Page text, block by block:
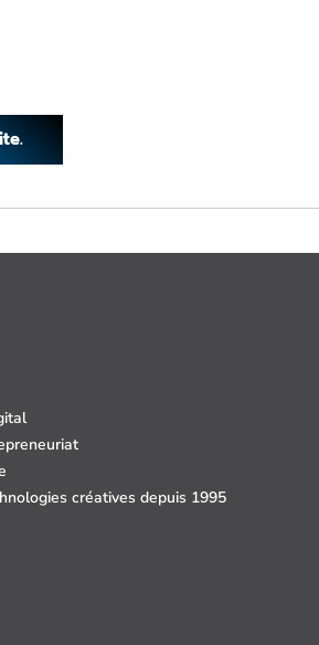
créatives depuis 1995